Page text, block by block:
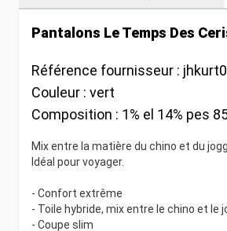
Pantalons Le Temps Des
Référence fournisseur :
Couleur : vert
Composition : 1% el 14% pes
Mix entre la matière du chino et du
Idéal pour voyager.
- Confort extrême
- Toile hybride, mix entre le chino et le
- Coupe slim